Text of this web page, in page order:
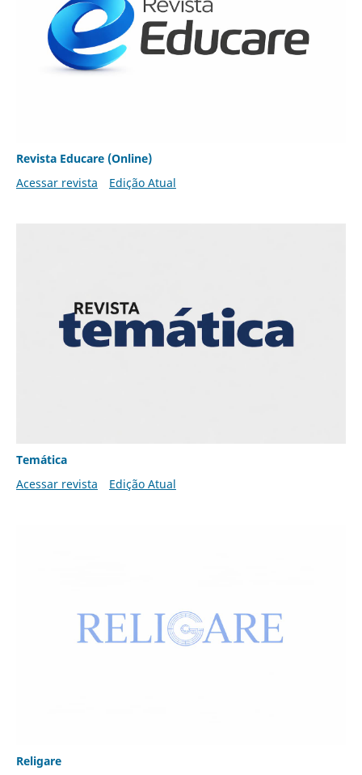
Revista Educare (Online)
Acessar revista
Edição Atual
Temática
Acessar revista
Edição Atual
Religare